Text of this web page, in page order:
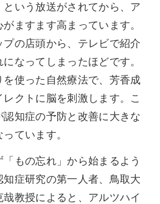
いう放送がされてから、ア
ますます高まっています。
の店頭から、テレビで紹介
なってしまったほどです。
使った自然療法で、芳香成
クトに脳を刺激します。こ
知症の予防と改善に大きな
ています。
もの忘れ」から始まるよう
症研究の第一人者、鳥取大
教授によると、アルツハイ